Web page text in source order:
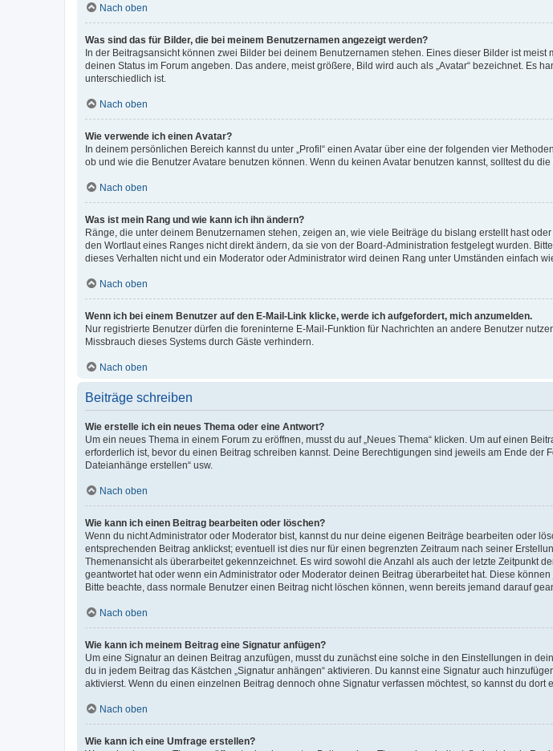
Nach oben
Was sind das für Bilder, die bei meinem Benutzernamen angezeigt werden?
In der Beitragsansicht können zwei Bilder bei deinem Benutzernamen stehen. Eines dieser Bilder ist
deinen Status im Forum angeben. Das andere, meist größere, Bild wird auch als „Avatar“ bezeichnet. Es
unterschiedlich ist.
Nach oben
Wie verwende ich einen Avatar?
In deinem persönlichen Bereich kannst du unter „Profil“ einen Avatar über eine der folgenden vier
ob und wie die Benutzer Avatare benutzen können. Wenn du keinen Avatar benutzen kannst, solltest du
Nach oben
Was ist mein Rang und wie kann ich ihn ändern?
Ränge, die unter deinem Benutzernamen stehen, zeigen an, wie viele Beiträge du bislang erstellt hast
den Wortlaut eines Ranges nicht direkt ändern, da sie von der Board-Administration festgelegt wurden.
dieses Verhalten nicht und ein Moderator oder Administrator wird deinen Rang unter Umständen einfach
Nach oben
Wenn ich bei einem Benutzer auf den E-Mail-Link klicke, werde ich aufgefordert, mich anzumelden.
Nur registrierte Benutzer dürfen die foreninterne E-Mail-Funktion für Nachrichten an andere Benutzer
Missbrauch dieses Systems durch Gäste verhindern.
Nach oben
Beiträge schreiben
Wie erstelle ich ein neues Thema oder eine Antwort?
Um ein neues Thema in einem Forum zu eröffnen, musst du auf „Neues Thema“ klicken. Um auf einen
erforderlich ist, bevor du einen Beitrag schreiben kannst. Deine Berechtigungen sind jeweils am Ende der
Dateianhänge erstellen“ usw.
Nach oben
Wie kann ich einen Beitrag bearbeiten oder löschen?
Wenn du nicht Administrator oder Moderator bist, kannst du nur deine eigenen Beiträge bearbeiten oder
entsprechenden Beitrag anklickst; eventuell ist dies nur für einen begrenzten Zeitraum nach seiner
Themenansicht als überarbeitet gekennzeichnet. Es wird sowohl die Anzahl als auch der letzte Zeitpunkt
geantwortet hat oder wenn ein Administrator oder Moderator deinen Beitrag überarbeitet hat. Diese
Bitte beachte, dass normale Benutzer einen Beitrag nicht löschen können, wenn bereits jemand darauf
Nach oben
Wie kann ich meinem Beitrag eine Signatur anfügen?
Um eine Signatur an deinen Beitrag anzufügen, musst du zunächst eine solche in den Einstellungen in
du in jedem Beitrag das Kästchen „Signatur anhängen“ aktivieren. Du kannst eine Signatur auch
aktivierst. Wenn du einen einzelnen Beitrag dennoch ohne Signatur verfassen möchtest, so kannst du dort
Nach oben
Wie kann ich eine Umfrage erstellen?